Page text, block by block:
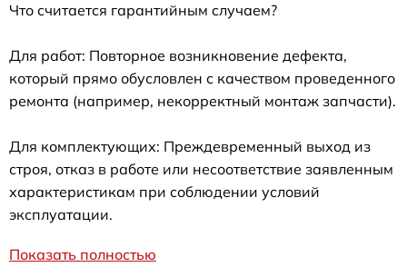
Что считается гарантийным случаем?
Для работ: Повторное возникновение дефекта,
который прямо обусловлен с качеством проведенного
ремонта (например, некорректный монтаж запчасти).
Для комплектующих: Преждевременный выход из
строя, отказ в работе или несоответствие заявленным
характеристикам при соблюдении условий
эксплуатации.
Показать полностью